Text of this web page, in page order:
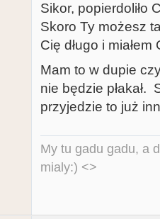
Sikor, popierdoliło
Skoro Ty możesz
Cię długo i
Mam to w dupie
nie będzie płakał.
przyjedzie to już
My tu gadu gadu, a
mialy:) <>